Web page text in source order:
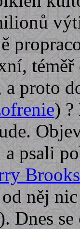
a proto
) ?
psali
Brooks
něj
). Dnes